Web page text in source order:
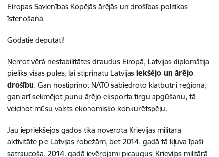
Eiropas Savienības Kopējās ārējās un drošības politikas
īstenošana.
Godātie deputāti!
Ņemot vērā nestabilitātes draudus Eiropā, Latvijas diplomātija
pieliks visas pūles, lai stiprinātu Latvijas iekšējo un ārējo
drošību. Gan nostiprinot NATO sabiedroto klātbūtni reģionā,
gan arī sekmējot jaunu ārējo eksporta tirgu apgūšanu, tā
veicinot mūsu valsts ekonomisko konkurētspēju.
Jau iepriekšējos gados tika novērota Krievijas militārā
aktivitāte pie Latvijas robežām, bet 2014. gadā tā kļuva īpaši
satraucoša. 2014. gadā ievērojami pieaugusi Krievijas militārā